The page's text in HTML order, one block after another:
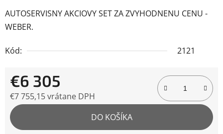
AUTOSERVISNY AKCIOVY SET ZA ZVYHODNENU CENU -
WEBER.
Kód: 2121
€6 305
€7 755,15 vrátane DPH
Jednotková cena:
DO KOŠÍKA